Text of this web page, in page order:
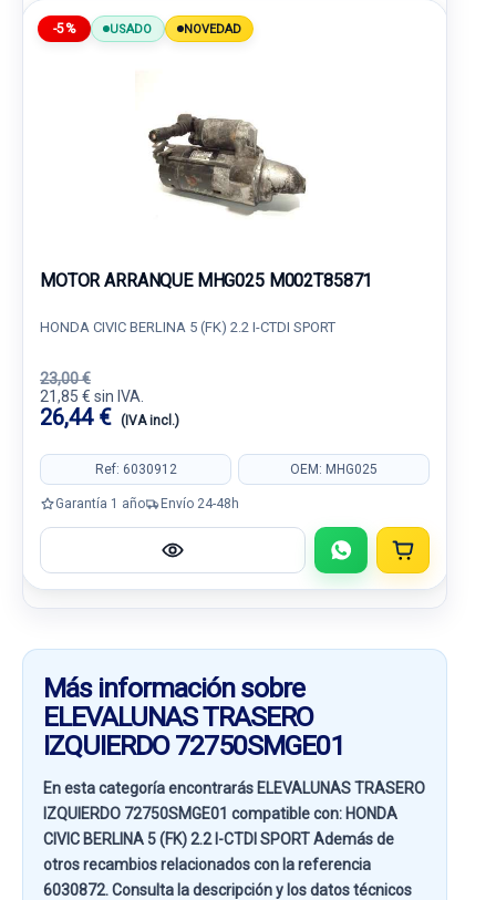
-5% USADO NOVEDAD
MOTOR ARRANQUE MHG025 M002T85871
HONDA CIVIC BERLINA 5 (FK) 2.2 I-CTDI SPORT
23,00 €
21,85 € sin IVA.
26,44 € (IVA incl.)
Ref: 6030912 OEM: MHG025
Garantía 1 año Envío 24-48h
Más información sobre
ELEVALUNAS TRASERO
IZQUIERDO 72750SMGE01
En esta categoría encontrarás ELEVALUNAS TRASERO
IZQUIERDO 72750SMGE01 compatible con: HONDA
CIVIC BERLINA 5 (FK) 2.2 I-CTDI SPORTAdemás de
otros recambios relacionados con la referencia
6030872. Consulta la descripción y los datos técnicos